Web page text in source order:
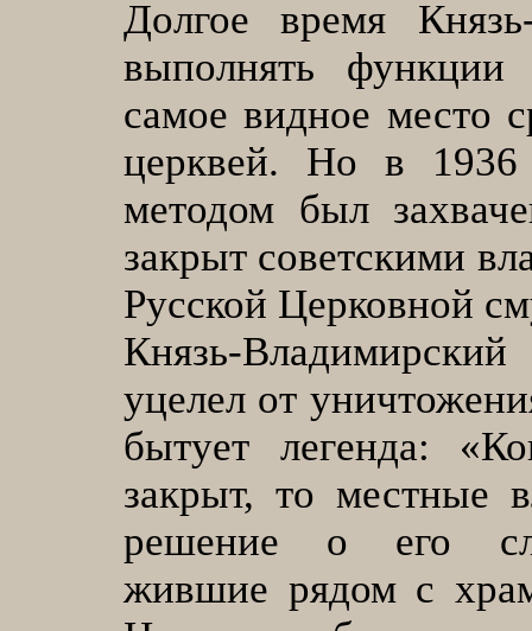
Долгое время
выполнять функции
самое видное место
церквей. Но в 1936
методом был
закрыт советскими
Русской Церковной
Князь-
уцелел от
бытует легенда:
закрыт, то местные
решение о его
жившие рядом с